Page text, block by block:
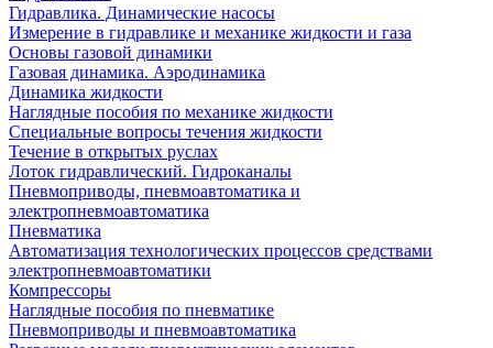
Гидравлика. Динамические насосы
Измерение в гидравлике и механике жидкости и газа
Основы газовой динамики
Газовая динамика. Аэродинамика
Динамика жидкости
Наглядные пособия по механике жидкости
Специальные вопросы течения жидкости
Течение в открытых руслах
Лоток гидравлический. Гидроканалы
Пневмоприводы, пневмоавтоматика и
электропневмоавтоматика
Пневматика
Автоматизация технологических процессов средствами
электропневмоавтоматики
Компрессоры
Наглядные пособия по пневматике
Пневмоприводы и пневмоавтоматика